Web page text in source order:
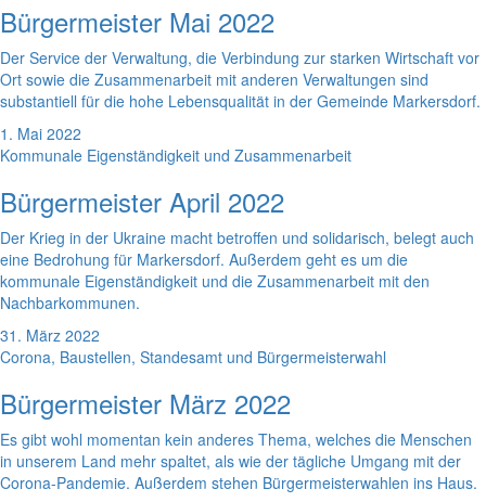
Bürgermeister Mai 2022
Der Service der Verwaltung, die Verbindung zur starken Wirtschaft vor
Ort sowie die Zusammenarbeit mit anderen Verwaltungen sind
substantiell für die hohe Lebensqualität in der Gemeinde Markersdorf.
1. Mai 2022
Kommunale Eigenständigkeit und Zusammenarbeit
Bürgermeister April 2022
Der Krieg in der Ukraine macht betroffen und solidarisch, belegt auch
eine Bedrohung für Markersdorf. Außerdem geht es um die
kommunale Eigenständigkeit und die Zusammenarbeit mit den
Nachbarkommunen.
31. März 2022
Corona, Baustellen, Standesamt und Bürgermeisterwahl
Bürgermeister März 2022
Es gibt wohl momentan kein anderes Thema, welches die Menschen
in unserem Land mehr spaltet, als wie der tägliche Umgang mit der
Corona-Pandemie. Außerdem stehen Bürgermeisterwahlen ins Haus.